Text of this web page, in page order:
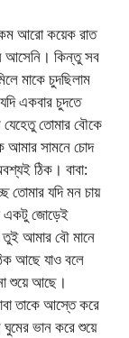
আরো কয়েক রাত
আসেনি। কিন্তু সব
মাকে চুদছিলাম
একবার চুদতে
তোমার বৌকে
আমার সামনে চোদ
ঠিক। বাবা:
যদি মন চায়
একটু জোড়েই
তুই আমার বৌ মানে
আছে যাও বলে
শুয়ে আছে।
তাকে আস্তে করে
ভান করে শুয়ে